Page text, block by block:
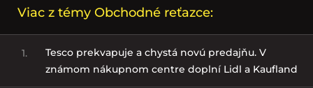
Viac z témy Obchodné reťazce:
1.
Tesco prekvapuje a chystá novú predajňu. V
známom nákupnom centre doplní Lidl a Kaufland